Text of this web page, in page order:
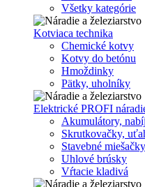
Všetky kategórie
Kotviaca technika
Chemické kotvy
Kotvy do betónu
Hmoždinky
Pätky, uholníky
Elektrické PROFI
Akumulátory,
Skrutkovačky,
Stavebné
Uhlové brúsky
Vŕtacie kladivá